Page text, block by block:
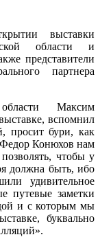
выставки
области и
представители
партнера
Максим
вспомнил
просит бури, как
Федор Конюхов нам
чтобы у
должна быть, ибо
удивительное
путевые заметки
и с которым мы
буквально